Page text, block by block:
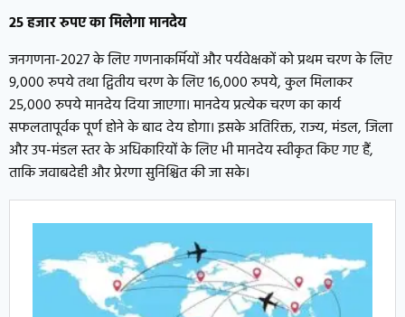
25 हजार रुपए का मिलेगा मानदेय
जनगणना-2027 के लिए गणनाकर्मियों और पर्यवेक्षकों को प्रथम चरण के लिए
9,000 रुपये तथा द्वितीय चरण के लिए 16,000 रुपये, कुल मिलाकर
25,000 रुपये मानदेय दिया जाएगा। मानदेय प्रत्येक चरण का कार्य
सफलतापूर्वक पूर्ण होने के बाद देय होगा। इसके अतिरिक्त, राज्य, मंडल, जिला
और उप-मंडल स्तर के अधिकारियों के लिए भी मानदेय स्वीकृत किए गए हैं,
ताकि जवाबदेही और प्रेरणा सुनिश्चित की जा सके।